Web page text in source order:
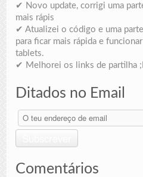
✔ Novo update, corrigi uma
mais rápis
✔ Atualizei o código e uma
para ficar mais rápida e
tablets.
✔ Melhorei os links de partilha
Ditados no Email
O
teu
de
email
Comentários